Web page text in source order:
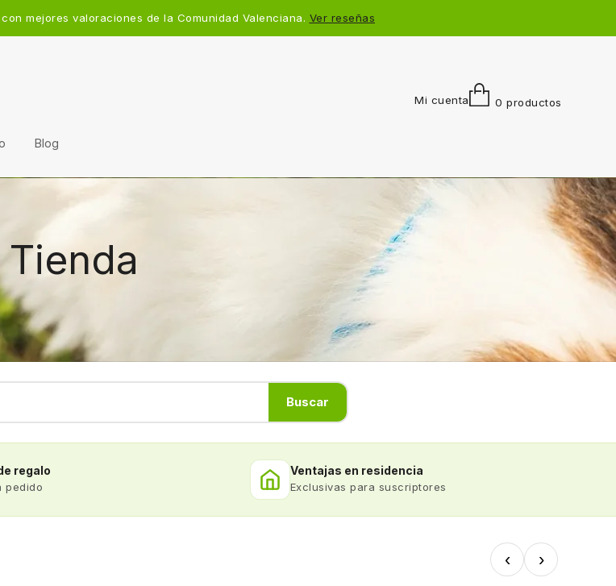
mejores valoraciones de la Comunidad Valenciana. Ver reseñas
Mi cuenta 0 productos
Blog
Tienda
Buscar
regalo
pedido
Ventajas en residencia
Exclusivas para suscriptores
‹ ›